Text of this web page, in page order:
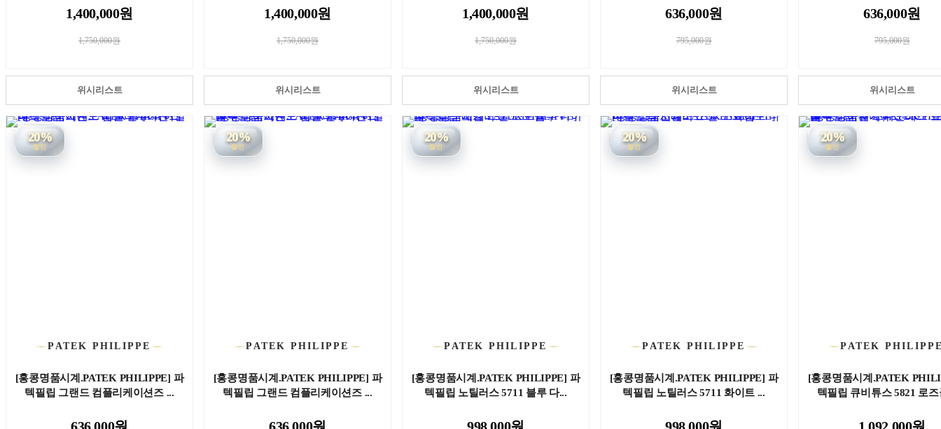
1,400,000원
1,750,000원
위시리스트
1,400,000원
1,750,000원
위시리스트
1,400,000원
1,750,000원
위시리스트
636,000원
795,000원
위시리스트
636,000원
795,000원
위시리스트
20%
할인
PATEK PHILIPPE
[홍콩명품시계.PATEK PHILIPPE] 파
텍필립 그랜드 컴플리케이션즈 ...
20%
할인
PATEK PHILIPPE
[홍콩명품시계.PATEK PHILIPPE] 파
텍필립 그랜드 컴플리케이션즈 ...
20%
할인
PATEK PHILIPPE
[홍콩명품시계.PATEK PHILIPPE] 파
텍필립 노틸러스 5711 블루 다...
20%
할인
PATEK PHILIPPE
[홍콩명품시계.PATEK PHILIPPE] 파
텍필립 노틸러스 5711 화이트 ...
20%
할인
PATEK
[홍콩명품시계.PATEK
텍필립 큐비튜스 5821 로즈